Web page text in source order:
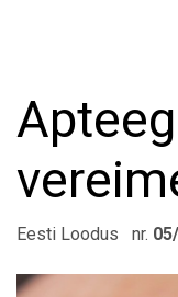
Eesti Loodus nr.